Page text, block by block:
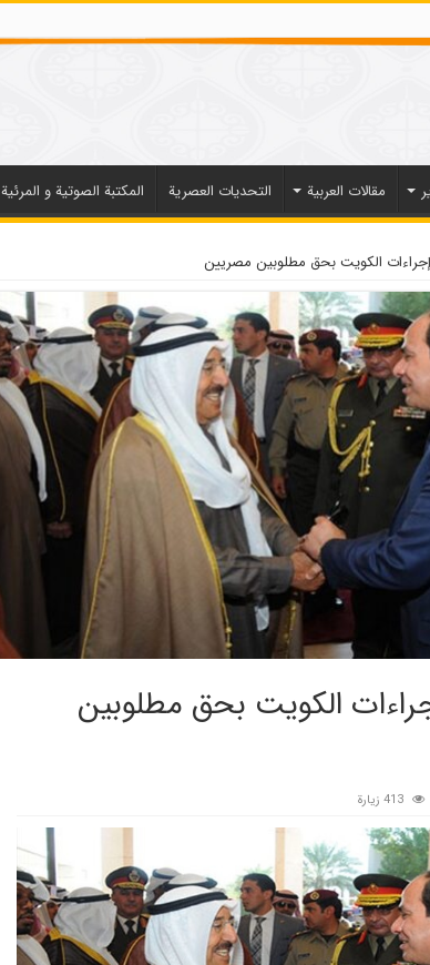
مقالات العربیة التحديات العصرية المكتبة الصوتية و المرئية
الكويت بحق مطلوبين مصريين
الكويت بحق مطلوبين
413 زيارة